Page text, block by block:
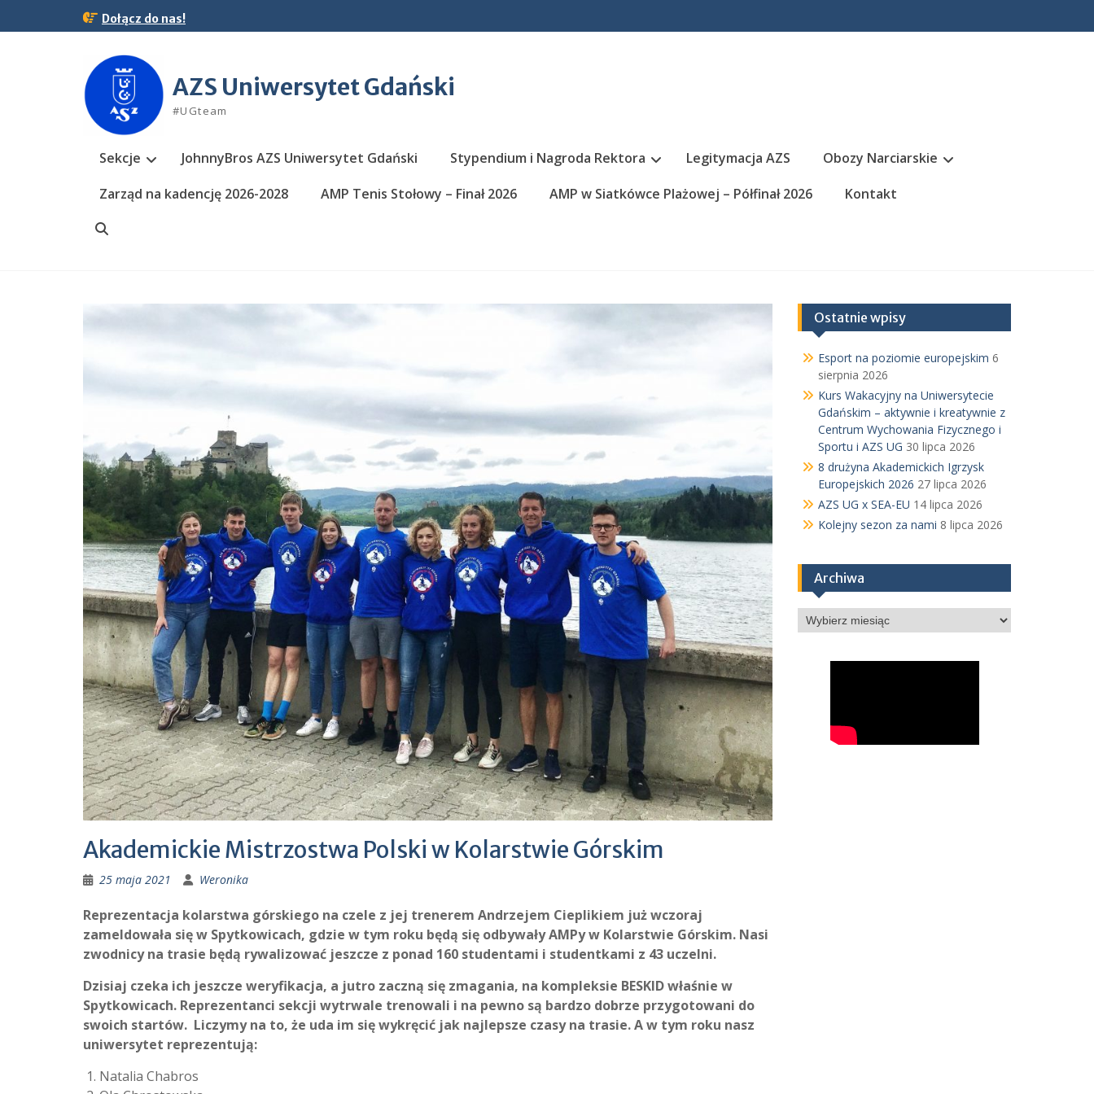
Dołącz do nas!
AZS Uniwersytet Gdański
#UGteam
Sekcje JohnnyBros AZS Uniwersytet Gdański Stypendium i Nagroda Rektora Legitymacja AZS
Obozy Narciarskie
Zarząd na kadencję 2026-2028
AMP Tenis Stołowy – Finał 2026 AMP w Siatkówce Plażowej – Półfinał 2026 Kontakt
Akademickie Mistrzostwa Polski w Kolarstwie Górskim
25 maja 2021 Weronika
Reprezentacja kolarstwa górskiego na czele z jej trenerem Andrzejem Cieplikiem już wczoraj
zameldowała się w Spytkowicach, gdzie w tym roku będą się odbywały AMPy w Kolarstwie Górskim. Nasi
zwodnicy na trasie będą rywalizować jeszcze z ponad 160 studentami i studentkami z 43 uczelni.
Dzisiaj czeka ich jeszcze weryfikacja, a jutro zaczną się zmagania, na kompleksie BESKID właśnie w
Spytkowicach. Reprezentanci sekcji wytrwale trenowali i na pewno są bardzo dobrze przygotowani do
swoich startów. Liczymy na to, że uda im się wykręcić jak najlepsze czasy na trasie. A w tym roku nasz
uniwersytet reprezentują:
Natalia Chabros
Ostatnie wpisy
Esport na poziomie europejskim 6
sierpnia 2026
Kurs Wakacyjny na Uniwersytecie
Gdańskim – aktywnie i kreatywnie z
Centrum Wychowania Fizycznego i
Sportu i AZS UG 30 lipca 2026
8 drużyna Akademickich Igrzysk
Europejskich 2026 27 lipca 2026
AZS UG x SEA-EU 14 lipca 2026
Kolejny sezon za nami 8 lipca 2026
Archiwa
Archiwa